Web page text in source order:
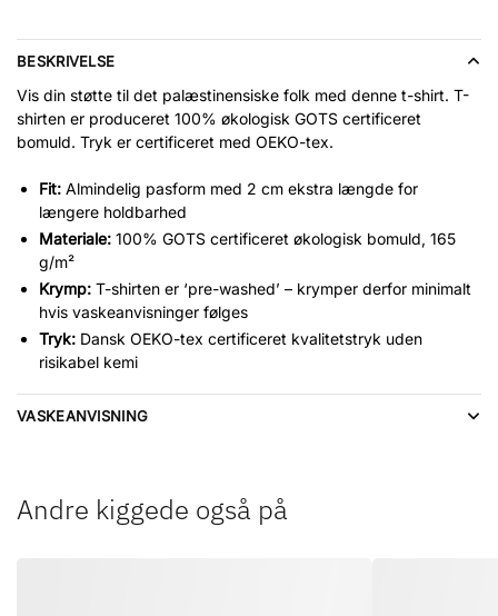
BESKRIVELSE
Vis din støtte til det palæstinensiske folk med denne t-shirt. T-
shirten er produceret 100% økologisk GOTS certificeret
bomuld. Tryk er certificeret med OEKO-tex.
Fit: Almindelig pasform med 2 cm ekstra længde for
længere holdbarhed
Materiale: 100% GOTS certificeret økologisk bomuld, 165
g/m²
Krymp: T-shirten er ‘pre-washed’ – krymper derfor minimalt
hvis vaskeanvisninger følges
Tryk: Dansk OEKO-tex certificeret kvalitetstryk uden
risikabel kemi
VASKEANVISNING
Andre kiggede også på